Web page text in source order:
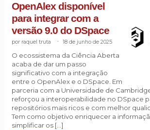
OpenAlex disponível
para integrar com a
versão 9.0 do DSpace
raquel truta 18 de junho de 2025
O ecossistema da Ciência Aberta
acaba de dar um passo
significativo com a integração
entre o OpenAlex e o DSpace. Em
parceria com a Universidade de
reforçou a interoperabilidade no DSpace
repositórios mais ricos e com melhor
Tem como objetivo enriquecer a
simplificar os […]